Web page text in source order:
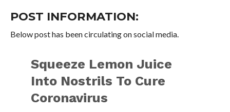
POST INFORMATION:
Below post has been circulating on social media.
Squeeze Lemon Juice
Into Nostrils To Cure
Coronavirus